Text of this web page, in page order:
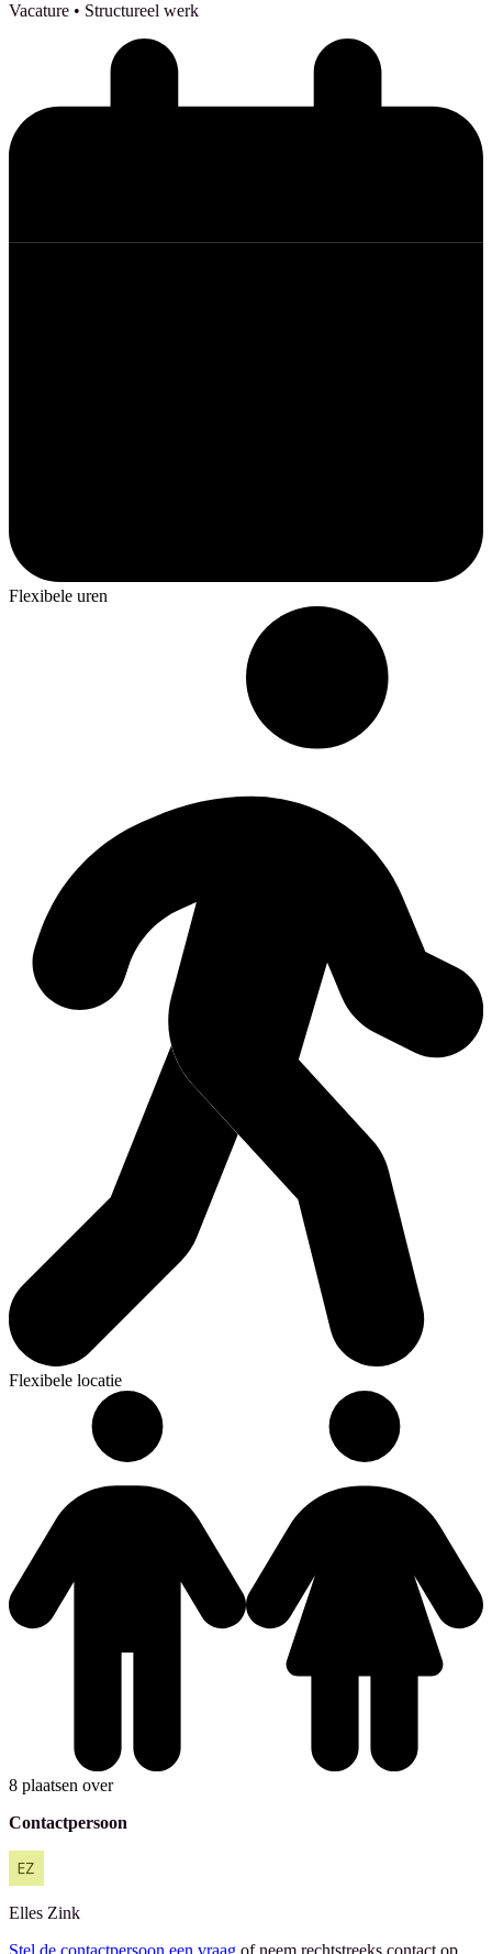
Vacature • Structureel werk
Flexibele uren
Flexibele locatie
8 plaatsen over
Contactpersoon
Elles Zink
Stel de contactpersoon een vraag of neem rechtstreeks contact op